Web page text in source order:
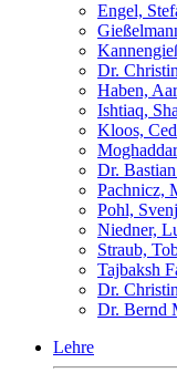
Engel,
Dr.
Haben,
Ishtiaq,
Kloos,
Dr.
Pachnicz,
Pohl,
Niedner,
Straub,
Tajbaksh
Dr.
Dr. Bernd
Lehre